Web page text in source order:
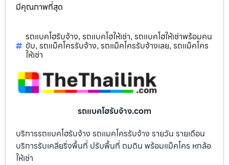
มีคุณภาพที่สุด
รถแบคโฮรับจ้าง, รถแบคโฮให้เช่า, รถแบคโฮให้เช่าพร้อมคน
ขับ, รถแม็คโครรับจ้าง, รถแม็คโครรับจ้างเลย, รถแม็คโคร
ให้เช่า
รถแบคโฮรับจ้าง.com
บริการรถแบคโฮรับจ้าง รถแมคโครรับจ้าง รายวัน รายเดือน
บริการรับเคลียริ่งพื้นที่ ปรับพื้นที่ ถมดิน พร้อมแม็คโคร หกล้อ
ให้เช่า